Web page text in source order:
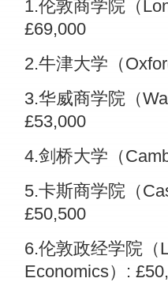
1.伦敦商学院（
£69,000
2.牛津大学（
3.华威商学院（
£53,000
4.剑桥大学（
5.卡斯商学院（
£50,500
6.伦敦政经学院（
Economics）: